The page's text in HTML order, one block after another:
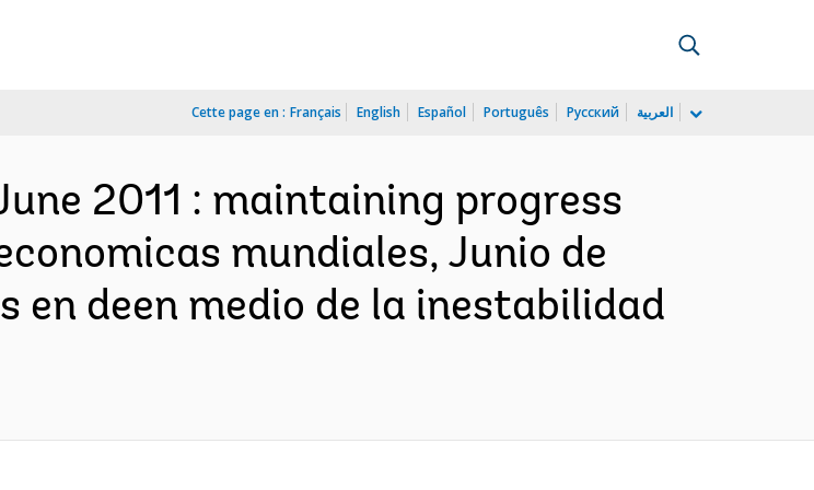
Cette page en : Français English Español Português Русский العربية
2011 : maintaining progress
mundiales, Junio de
en deen medio de la inestabilidad